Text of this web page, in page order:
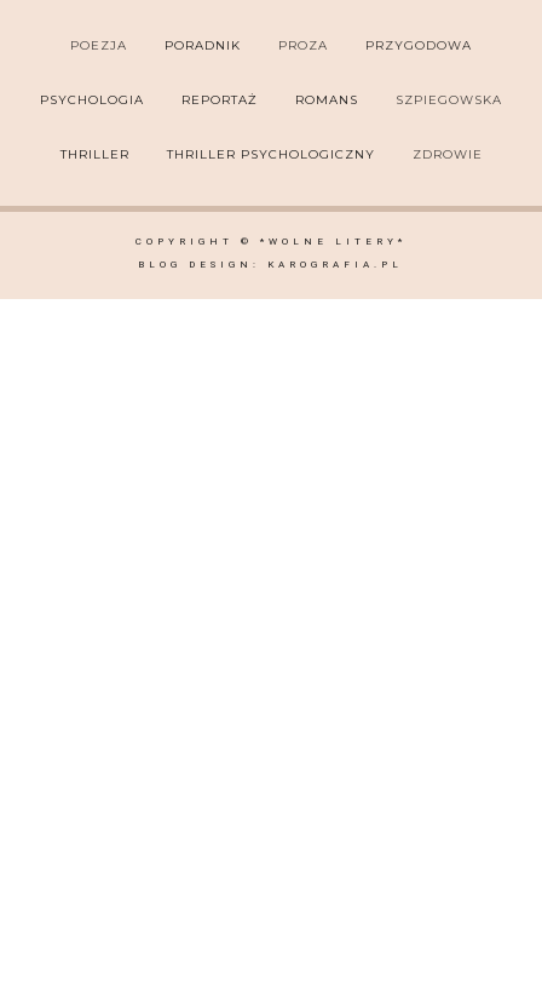
POEZJA PORADNIK PROZA PRZYGODOWA
PSYCHOLOGIA REPORTAŻ ROMANS SZPIEGOWSKA
THRILLER THRILLER PSYCHOLOGICZNY ZDROWIE
COPYRIGHT © *WOLNE LITERY*
BLOG DESIGN: KAROGRAFIA.PL